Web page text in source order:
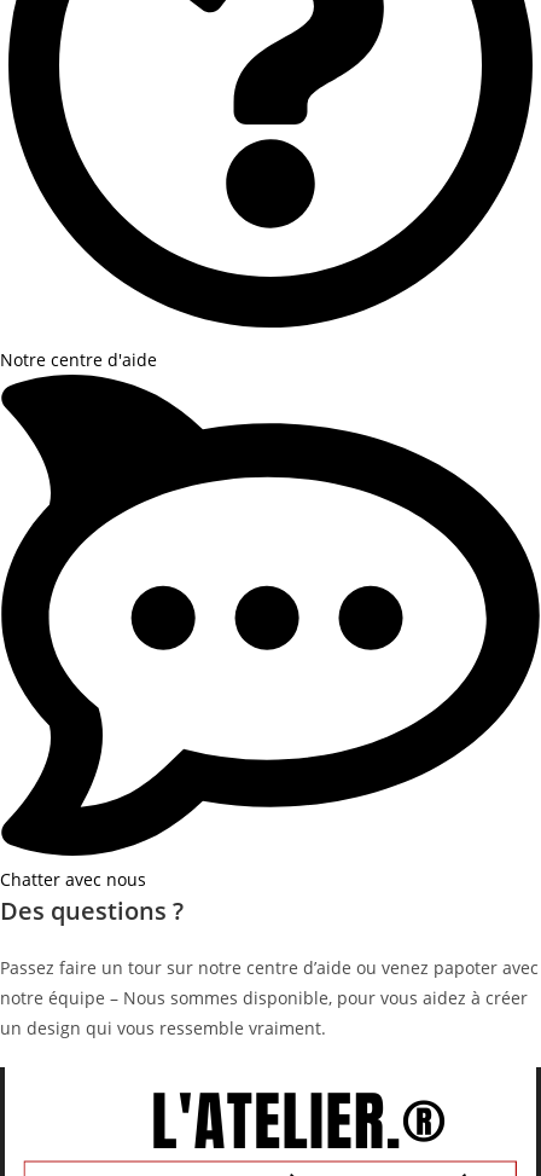
Notre centre d'aide
Chatter avec nous
Des questions ?
Passez faire un tour sur notre centre d’aide ou venez papoter avec
notre équipe – Nous sommes disponible, pour vous aidez à créer
un design qui vous ressemble vraiment.